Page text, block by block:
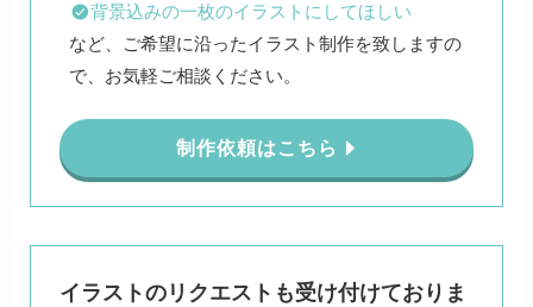
背景込みの一枚のイラストにしてほしい
など、ご希望に沿ったイラスト制作を致しますの
で、お気軽ご相談ください。
制作依頼はこちら
イラストのリクエストも受け付けておりま